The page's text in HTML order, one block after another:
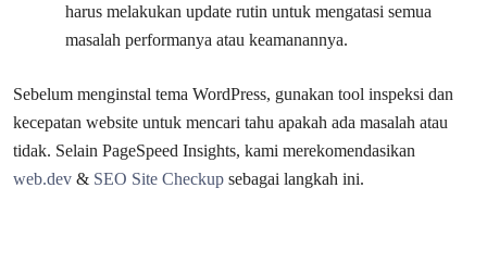
harus melakukan update rutin untuk mengatasi semua
masalah performanya atau keamanannya.
Sebelum menginstal tema WordPress, gunakan tool inspeksi dan
kecepatan website untuk mencari tahu apakah ada masalah atau
tidak. Selain PageSpeed Insights, kami merekomendasikan
web.dev & SEO Site Checkup sebagai langkah ini.